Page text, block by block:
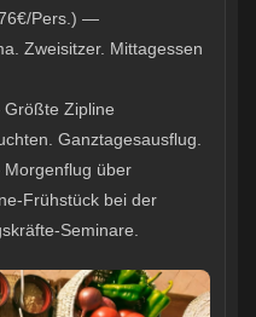
Pers.) —
Zweisitzer. Mittagessen
Zipline
Ganztagesausflug.
über
Frühstück bei der
Seminare.